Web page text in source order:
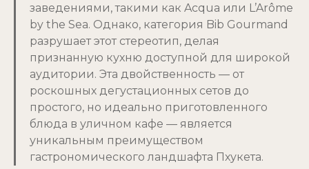
заведениями, такими как Acqua или L’Arôme
by the Sea. Однако, категория Bib Gourmand
разрушает этот стереотип, делая
признанную кухню доступной для широкой
аудитории. Эта двойственность — от
роскошных дегустационных сетов до
простого, но идеально приготовленного
блюда в уличном кафе — является
уникальным преимуществом
гастрономического ландшафта Пхукета.